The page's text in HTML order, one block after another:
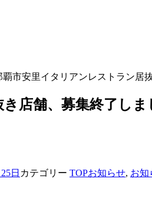
覇市安里イタリアンレストラン居
店舗、募集終了しま
日 カテゴリー TOPお知らせ, お知